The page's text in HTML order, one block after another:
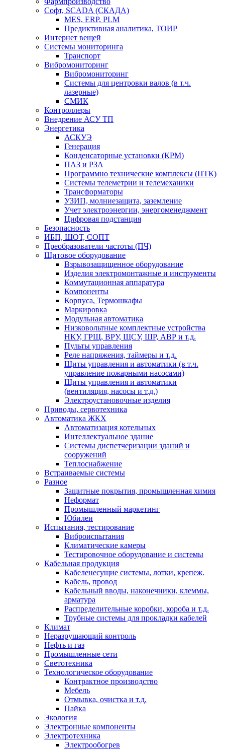
Софт, SCADA (СКАДА)
MES, ERP, PLM
Предиктивная аналитика, ТОИР
Интернет вещей
Системы мониторинга
Транспорт
Вибромониторинг
Вибромониторинг
Системы для центровки валов (в т.ч.
лазерные)
СМИК
Контроллеры
Внедрение АСУ ТП
Энергетика
АСКУЭ
Генерация
Конденсаторные установки (КРМ)
ПАЗ и РЗА
Программно технические комплексы (ПТК)
Системы телеметрии и телемеханики
Трансформаторы
УЗИП, молниезащита, заземление
Учет электроэнергии, энергоменеджмент
Цифровая подстанция
Безопасность
ИБП, ШОТ, СОПТ
Преобразователи частоты (ПЧ)
Щитовое оборудование
Взрывозащищенное оборудование
Изделия электромонтажные и инструменты
Коммутационная аппаратура
Компоненты
Корпуса, Термошкафы
Маркировка
Модульная автоматика
Низковольтные комплектные устройства
НКУ, ГРЩ, ВРУ, ЩСУ, ШР, АВР и т.д.
Пульты управления
Реле напряжения, таймеры и т.д.
Щиты управления и автоматики (в т.ч.
управление пожарными насосами)
Щиты управления и автоматики
(вентиляция, насосы и т.д.)
Электроустановочные изделия
Приводы, сервотехника
Автоматика ЖКХ
Автоматизация котельных
Интеллектуальное здание
Системы диспетчеризации зданий и
сооружений
Теплоснабжение
Встраиваемые системы
Разное
Защитные покрытия, промышленная химия
Неформат
Промышленный маркетинг
Юбилеи
Испытания, тестирование
Виброиспытания
Климатические камеры
Тестировочное оборудование и системы
Кабельная продукция
Кабеленесущие системы, лотки, крепеж.
Кабель, провод
Кабельный вводы, наконечники, клеммы,
арматура
Распределительные коробки, короба и т.д.
Трубные системы для прокладки кабелей
Климат
Неразрушающий контроль
Нефть и газ
Промышленные сети
Светотехника
Технологическое оборудование
Контрактное производство
Мебель
Отмывка, очистка и т.д.
Пайка
Экология
Электронные компоненты
Электротехника
Электрообогрев